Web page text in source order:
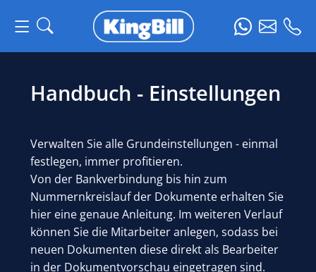
Handbuch - Einstellungen
Verwalten Sie alle Grundeinstellungen - einmal
festlegen, immer profitieren.
Von der Bankverbindung bis hin zum
Nummernkreislauf der Dokumente erhalten Sie
hier eine genaue Anleitung. Im weiteren Verlauf
können Sie die Mitarbeiter anlegen, sodass bei
neuen Dokumenten diese direkt als Bearbeiter
in der Dokumentvorschau eingetragen sind.